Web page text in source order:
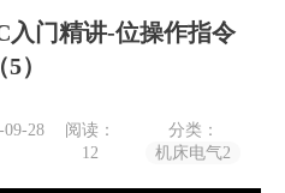
入门精讲-位操作指令
（5）
28
阅读：
12
分类：
机床电气2